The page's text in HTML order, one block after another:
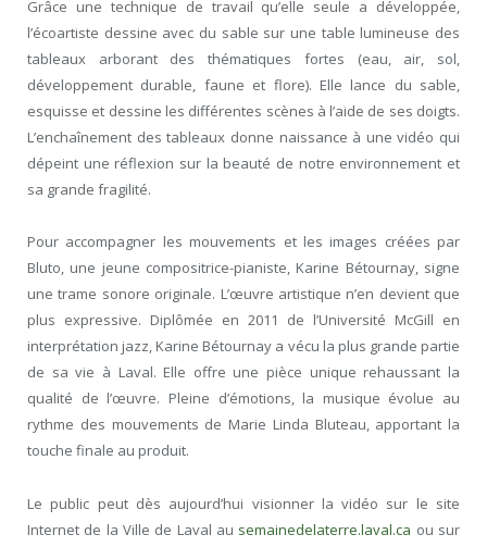
Grâce une technique de travail qu’elle seule a développée,
l’écoartiste dessine avec du sable sur une table lumineuse des
tableaux arborant des thématiques fortes (eau, air, sol,
développement durable, faune et flore). Elle lance du sable,
esquisse et dessine les différentes scènes à l’aide de ses doigts.
L’enchaînement des tableaux donne naissance à une vidéo qui
dépeint une réflexion sur la beauté de notre environnement et
sa grande fragilité.
Pour accompagner les mouvements et les images créées par
Bluto, une jeune compositrice-pianiste, Karine Bétournay, signe
une trame sonore originale. L’œuvre artistique n’en devient que
plus expressive. Diplômée en 2011 de l’Université McGill en
interprétation jazz, Karine Bétournay a vécu la plus grande partie
de sa vie à Laval. Elle offre une pièce unique rehaussant la
qualité de l’œuvre. Pleine d’émotions, la musique évolue au
rythme des mouvements de Marie Linda Bluteau, apportant la
touche finale au produit.
Le public peut dès aujourd’hui visionner la vidéo sur le site
Internet de la Ville de Laval au semainedelaterre.laval.ca ou sur